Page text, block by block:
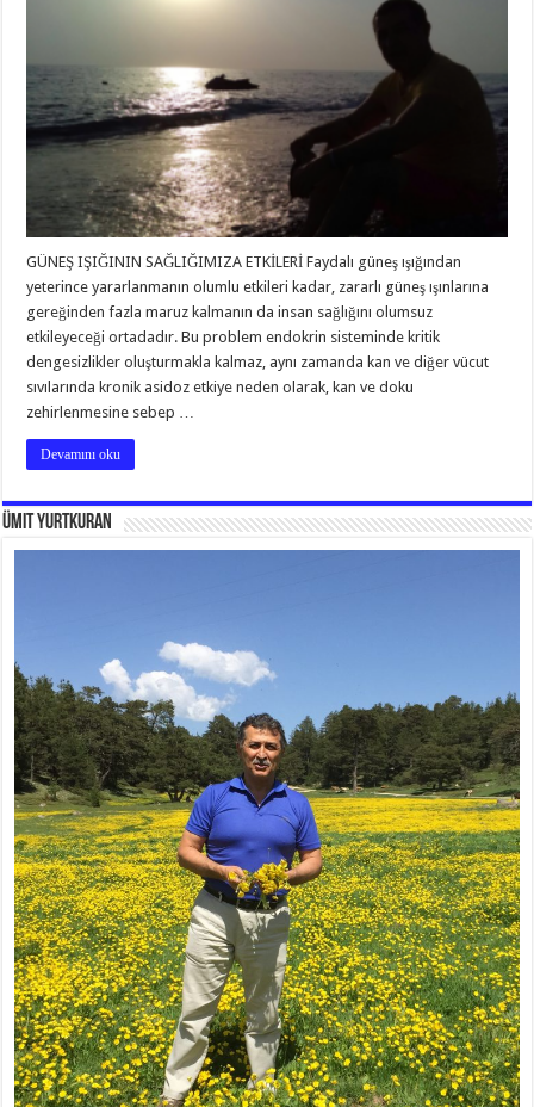
GÜNEŞ IŞIĞININ SAĞLIĞIMIZA ETKİLERİ Faydalı güneş ışığından
yeterince yararlanmanın olumlu etkileri kadar, zararlı güneş ışınlarına
gereğinden fazla maruz kalmanın da insan sağlığını olumsuz
etkileyeceği ortadadır. Bu problem endokrin sisteminde kritik
dengesizlikler oluşturmakla kalmaz, aynı zamanda kan ve diğer vücut
sıvılarında kronik asidoz etkiye neden olarak, kan ve doku
zehirlenmesine sebep …
Devamını oku
Ümit Yurtkuran